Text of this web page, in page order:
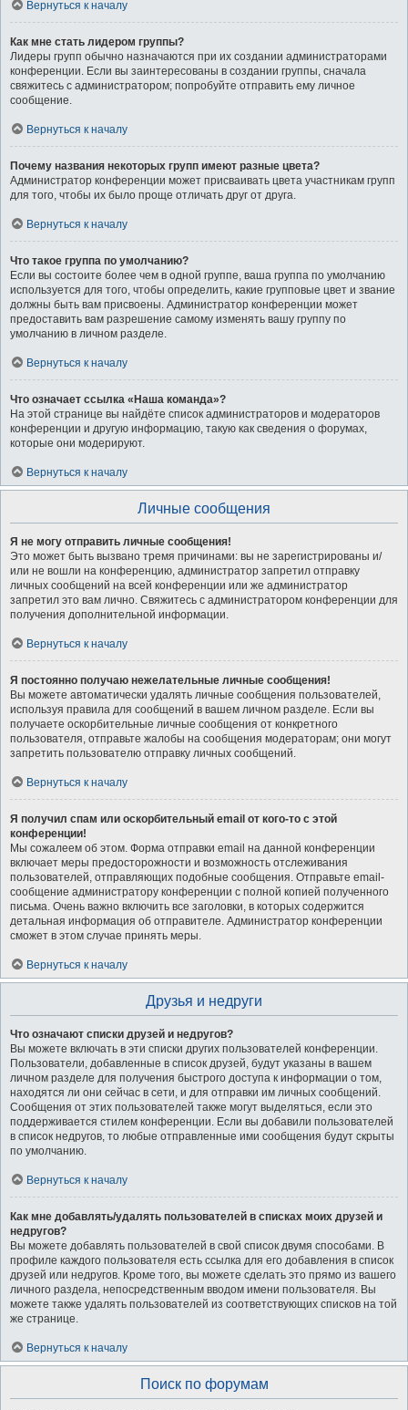
Вернуться к началу
Как мне стать лидером группы?
Лидеры групп обычно назначаются при их создании администраторами
конференции. Если вы заинтересованы в создании группы, сначала
свяжитесь с администратором; попробуйте отправить ему личное
сообщение.
Вернуться к началу
Почему названия некоторых групп имеют разные цвета?
Администратор конференции может присваивать цвета участникам групп
для того, чтобы их было проще отличать друг от друга.
Вернуться к началу
Что такое группа по умолчанию?
Если вы состоите более чем в одной группе, ваша группа по умолчанию
используется для того, чтобы определить, какие групповые цвет и звание
должны быть вам присвоены. Администратор конференции может
предоставить вам разрешение самому изменять вашу группу по
умолчанию в личном разделе.
Вернуться к началу
Что означает ссылка «Наша команда»?
На этой странице вы найдёте список администраторов и модераторов
конференции и другую информацию, такую как сведения о форумах,
которые они модерируют.
Вернуться к началу
Личные сообщения
Я не могу отправить личные сообщения!
Это может быть вызвано тремя причинами: вы не зарегистрированы и/
или не вошли на конференцию, администратор запретил отправку
личных сообщений на всей конференции или же администратор
запретил это вам лично. Свяжитесь с администратором конференции для
получения дополнительной информации.
Вернуться к началу
Я постоянно получаю нежелательные личные сообщения!
Вы можете автоматически удалять личные сообщения пользователей,
используя правила для сообщений в вашем личном разделе. Если вы
получаете оскорбительные личные сообщения от конкретного
пользователя, отправьте жалобы на сообщения модераторам; они могут
запретить пользователю отправку личных сообщений.
Вернуться к началу
Я получил спам или оскорбительный email от кого-то с этой
конференции!
Мы сожалеем об этом. Форма отправки email на данной конференции
включает меры предосторожности и возможность отслеживания
пользователей, отправляющих подобные сообщения. Отправьте email-
сообщение администратору конференции с полной копией полученного
письма. Очень важно включить все заголовки, в которых содержится
детальная информация об отправителе. Администратор конференции
сможет в этом случае принять меры.
Вернуться к началу
Друзья и недруги
Что означают списки друзей и недругов?
Вы можете включать в эти списки других пользователей конференции.
Пользователи, добавленные в список друзей, будут указаны в вашем
личном разделе для получения быстрого доступа к информации о том,
находятся ли они сейчас в сети, и для отправки им личных сообщений.
Сообщения от этих пользователей также могут выделяться, если это
поддерживается стилем конференции. Если вы добавили пользователей
в список недругов, то любые отправленные ими сообщения будут скрыты
по умолчанию.
Вернуться к началу
Как мне добавлять/удалять пользователей в списках моих друзей и
недругов?
Вы можете добавлять пользователей в свой список двумя способами. В
профиле каждого пользователя есть ссылка для его добавления в список
друзей или недругов. Кроме того, вы можете сделать это прямо из вашего
личного раздела, непосредственным вводом имени пользователя. Вы
можете также удалять пользователей из соответствующих списков на той
же странице.
Вернуться к началу
Поиск по форумам